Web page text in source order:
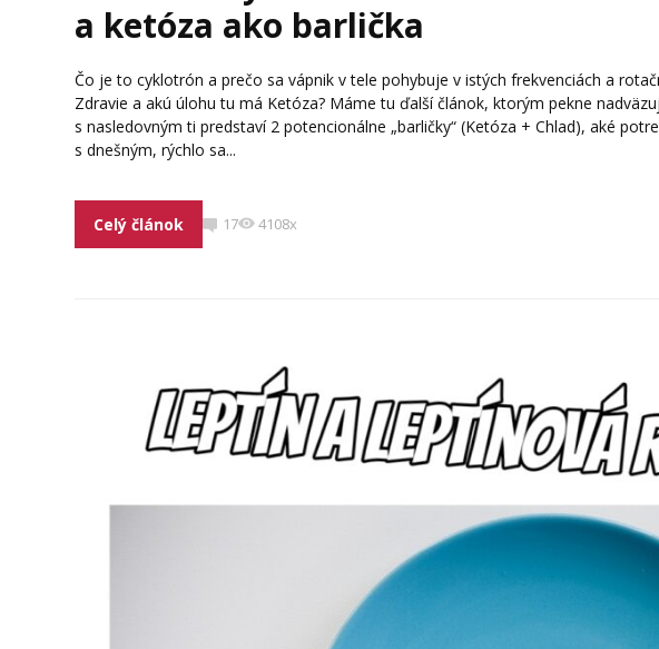
a ketóza ako barlička
Čo je to cyklotrón a prečo sa vápnik v tele pohybuje v istých frekvenciách a
Zdravie a akú úlohu tu má Ketóza? Máme tu ďalší článok, ktorým pekne
s nasledovným ti predstaví 2 potencionálne „barličky“ (Ketóza + Chlad), aké
s dnešným, rýchlo sa...
Celý článok 17 4108x